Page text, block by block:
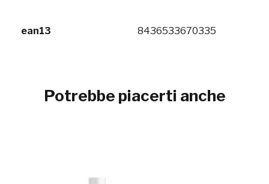
ean13 8436533670335
Potrebbe piacerti anche